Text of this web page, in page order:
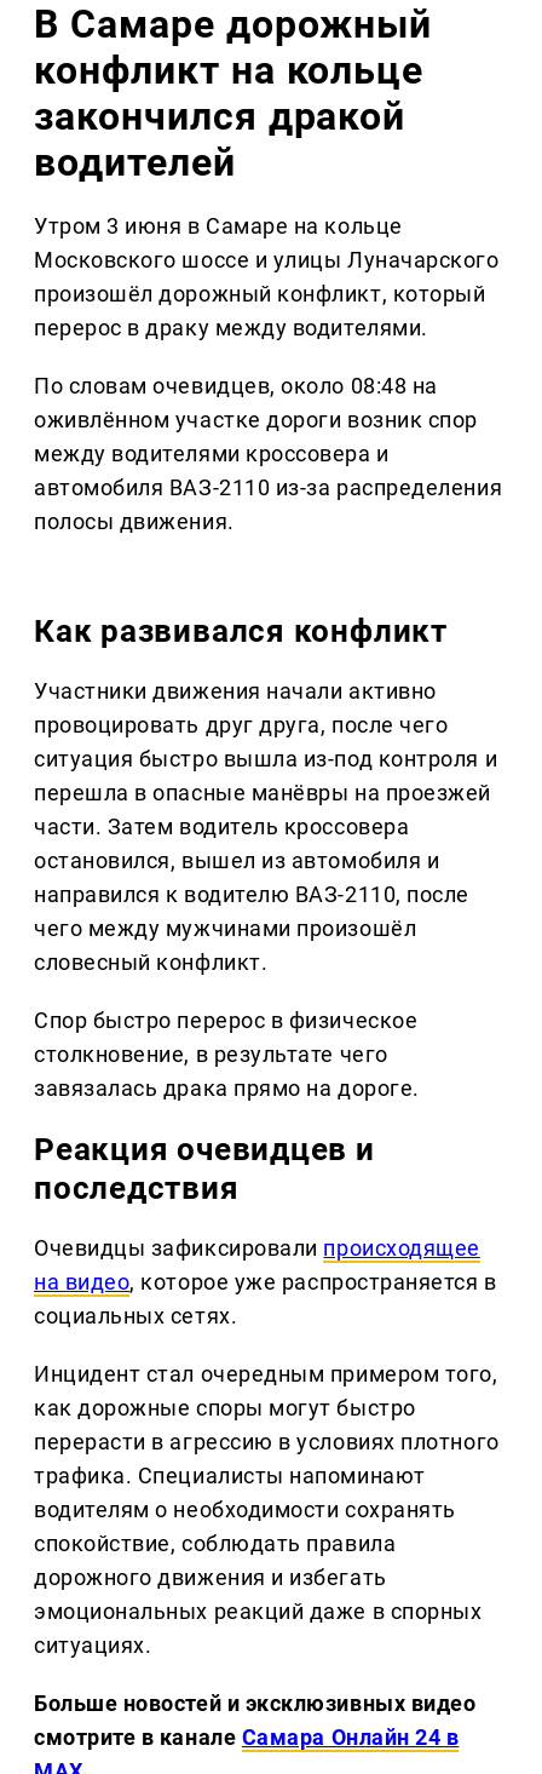
В Самаре дорожный
конфликт на кольце
закончился дракой
водителей
Утром 3 июня в Самаре на кольце
Московского шоссе и улицы Луначарского
произошёл дорожный конфликт, который
перерос в драку между водителями.
По словам очевидцев, около 08:48 на
оживлённом участке дороги возник спор
между водителями кроссовера и
автомобиля ВАЗ-2110 из-за распределения
полосы движения.
Как развивался конфликт
Участники движения начали активно
провоцировать друг друга, после чего
ситуация быстро вышла из-под контроля и
перешла в опасные манёвры на проезжей
части. Затем водитель кроссовера
остановился, вышел из автомобиля и
направился к водителю ВАЗ-2110, после
чего между мужчинами произошёл
словесный конфликт.
Спор быстро перерос в физическое
столкновение, в результате чего
завязалась драка прямо на дороге.
Реакция очевидцев и
последствия
Очевидцы зафиксировали происходящее
на видео, которое уже распространяется в
социальных сетях.
Инцидент стал очередным примером того,
как дорожные споры могут быстро
перерасти в агрессию в условиях плотного
трафика. Специалисты напоминают
водителям о необходимости сохранять
спокойствие, соблюдать правила
дорожного движения и избегать
эмоциональных реакций даже в спорных
ситуациях.
Больше новостей и эксклюзивных видео
смотрите в канале Самара Онлайн 24 в